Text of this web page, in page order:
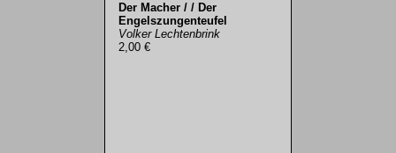
Der Macher / / Der
Engelszungenteufel
Volker Lechtenbrink
2,00 €